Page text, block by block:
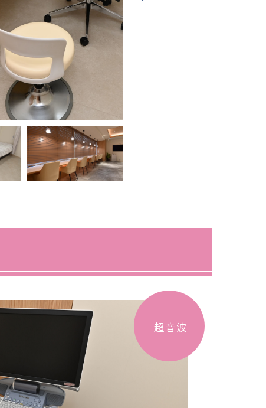
点滴外
人工妊娠中絶の不安を解決（痛み・費
用・当日の流れ・未成年の場合）
査・唾
アフターピル（副作用・種類・値段・注
ピル（副作用・種類・値
）
んワクチン（概要・副反
超音波